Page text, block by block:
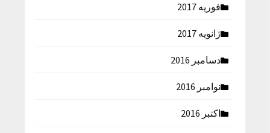
فوریه 2017
ژانویه 2017
دسامبر 2016
نوامبر 2016
اکتبر 2016